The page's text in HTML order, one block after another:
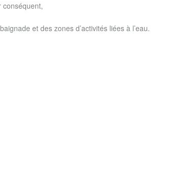
conséquent,
et des zones d’activités liées à l’eau.